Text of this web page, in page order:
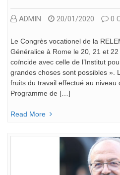
ADMIN 20/01/2020 0
Le Congrès vocationel de la
Généralice à Rome le 20, 21 et
coïncide avec celle de l’Institut
grandes choses sont possibles ».
fruits du travail effectué au niveau
Programme de […]
Read More